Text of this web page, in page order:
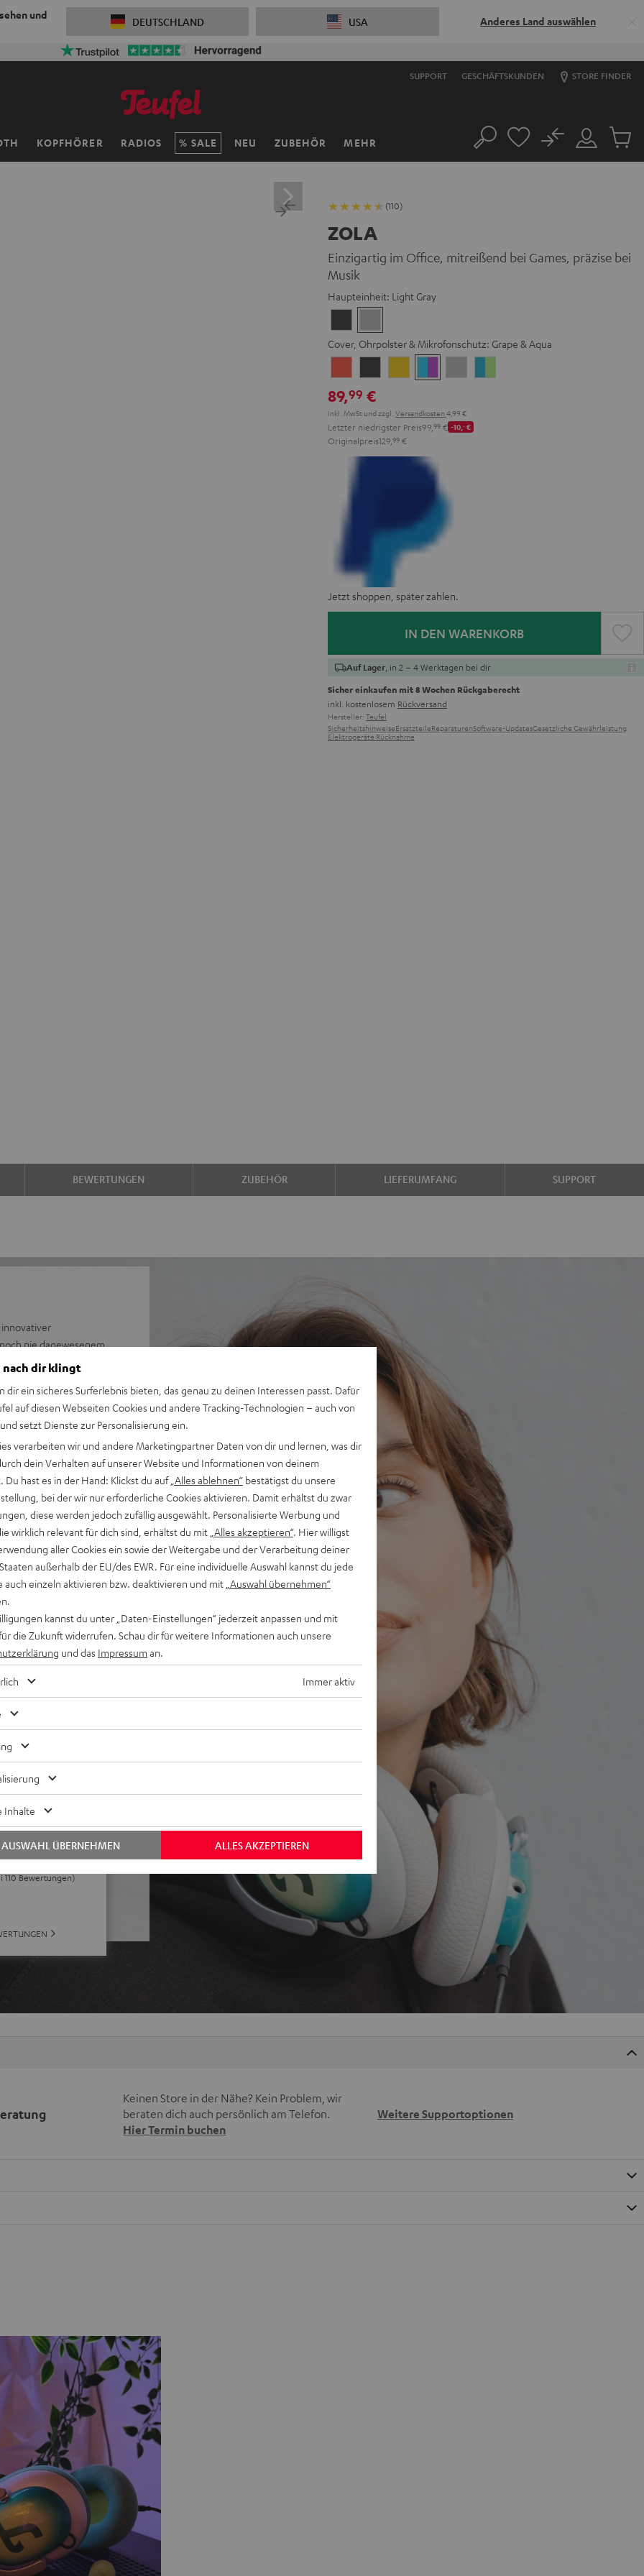
und
DEUTSCHLAND USA Anderes Land auswählen
SUPPORT GESCHÄFTSKUNDEN STORE FINDER
KOPFHÖRER RADIOS SALE NEU ZUBEHÖR MEHR Suche
Mein
Konto
No
Artikel
(110)
ZOLA
Einzigartig im Office, mitreißend bei Games, präzise bei
Musik
Haupteinheit: Light Gray
Gray
Gray
Cover, Ohrpolster & Mikrofonschutz: Grape & Aqua
Red
Gray
Amber&
Gray
89,99 €
Inkl. MwSt und zzgl. Versandkosten 4,99 €
Letzter niedrigster Preis99, 99 € -10,‐€
Originalpreis129, 99 €
Jetzt shoppen, später zahlen.
IN DEN WARENKORB
Auf Lager , in 2 – 4 Werktagen bei dir
Sicher einkaufen mit 8 Wochen Rückgaberecht
inkl. kostenlosem Rückversand
Hersteller: Teufel
SicherheitshinweiseErsatzteileReparaturenSoftware-UpdatesGesetzliche Gewährleistung
Elektrogeräte Rücknahme
BEWERTUNGEN ZUBEHÖR LIEFERUMFANG SUPPORT
nie dagewesenem
stilvoll deine Gaming-
Preis/Klangverhältnis in
Mitten und seidige
sechs Farbsets für
Sound und virtueller
AUX-Verbindung
Inline-Fernbedienung mit
mit dicker,
geeignet für Brillenträger
und spezieller
Zoom, HD-Audio,
für ZOLA mit
110 Bewertungen)
Keinen Store in der Nähe? Kein Problem, wir
beraten dich auch persönlich am Telefon.
Hier Termin buchen
Weitere Supportoptionen
nach dir klingt
dir ein sicheres Surferlebnis bieten, das genau zu deinen Interessen passt. Dafür
auf diesen Webseiten Cookies und andere Tracking-Technologien – auch von
setzt Dienste zur Personalisierung ein.
verarbeiten wir und andere Marketingpartner Daten von dir und lernen, was dir
dein Verhalten auf unserer Website und Informationen von deinem
Du hast es in der Hand: Klickst du auf „Alles ablehnen“ bestätigst du unsere
bei der wir nur erforderliche Cookies aktivieren. Damit erhältst du zwar
diese werden jedoch zufällig ausgewählt. Personalisierte Werbung und
wirklich relevant für dich sind, erhältst du mit „Alles akzeptieren“. Hier willigst
aller Cookies ein sowie der Weitergabe und der Verarbeitung deiner
außerhalb der EU/des EWR. Für eine individuelle Auswahl kannst du jede
auch einzeln aktivieren bzw. deaktivieren und mit „Auswahl übernehmen“
kannst du unter „Daten-Einstellungen“ jederzeit anpassen und mit
die Zukunft widerrufen. Schau dir für weitere Informationen auch unsere
und das Impressum an.
Immer aktiv
Inhalte
ALLES AKZEPTIEREN
AUSWAHL ÜBERNEHMEN